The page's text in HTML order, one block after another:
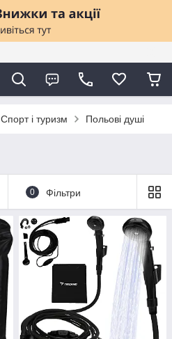
Спорт і туризм Польові душі
0 Фільтри